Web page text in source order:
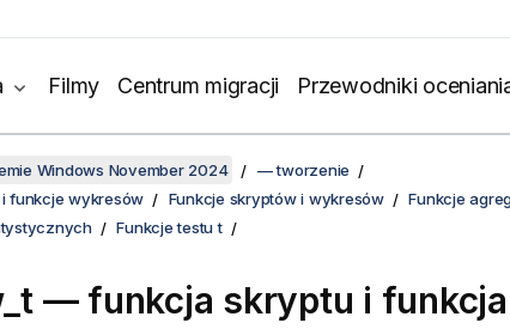
Filmy Centrum migracji Przewodniki
Windows November 2024
— tworzenie
i funkcje wykresów
Funkcje skryptów i wykresów
Funkcje
Funkcje testu t
— funkcja skryptu i funkcja